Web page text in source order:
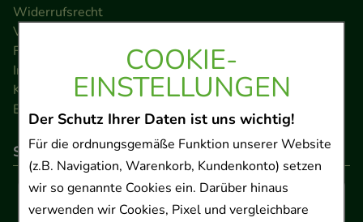
COOKIE-
EINSTELLUNGEN
Der Schutz Ihrer Daten ist uns wichtig!
Für die ordnungsgemäße Funktion unserer Website
(z.B. Navigation, Warenkorb, Kundenkonto) setzen
wir so genannte Cookies ein. Darüber hinaus
verwenden wir Cookies, Pixel und vergleichbare
Widerrufsrecht
Versandkosten
FAQ
Impressum
Kontakt
Barrierefreiheitserklärung
So können Sie bezahlen